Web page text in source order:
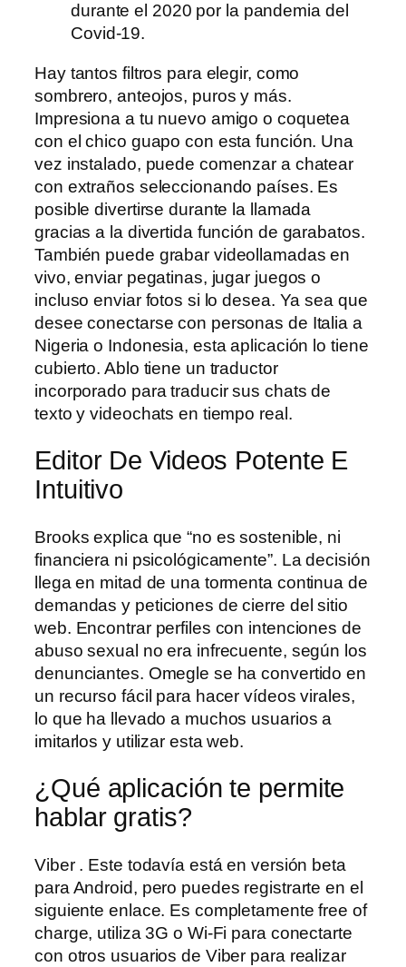
durante el 2020 por la pandemia del
Covid-19.
Hay tantos filtros para elegir, como
sombrero, anteojos, puros y más.
Impresiona a tu nuevo amigo o coquetea
con el chico guapo con esta función. Una
vez instalado, puede comenzar a chatear
con extraños seleccionando países. Es
posible divertirse durante la llamada
gracias a la divertida función de garabatos.
También puede grabar videollamadas en
vivo, enviar pegatinas, jugar juegos o
incluso enviar fotos si lo desea. Ya sea que
desee conectarse con personas de Italia a
Nigeria o Indonesia, esta aplicación lo tiene
cubierto. Ablo tiene un traductor
incorporado para traducir sus chats de
texto y videochats en tiempo real.
Editor De Videos Potente E
Intuitivo
Brooks explica que “no es sostenible, ni
financiera ni psicológicamente”. La decisión
llega en mitad de una tormenta continua de
demandas y peticiones de cierre del sitio
web. Encontrar perfiles con intenciones de
abuso sexual no era infrecuente, según los
denunciantes. Omegle se ha convertido en
un recurso fácil para hacer vídeos virales,
lo que ha llevado a muchos usuarios a
imitarlos y utilizar esta web.
¿Qué aplicación te permite
hablar gratis?
Viber . Este todavía está en versión beta
para Android, pero puedes registrarte en el
siguiente enlace. Es completamente free of
charge, utiliza 3G o Wi-Fi para conectarte
con otros usuarios de Viber para realizar